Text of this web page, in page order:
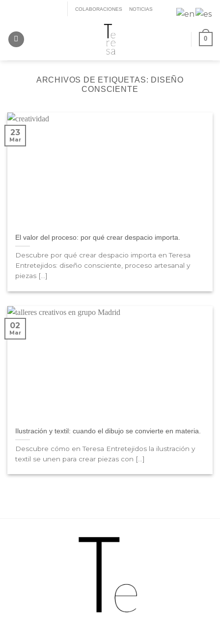
contenido
COLABORACIONES NOTICIAS
0
ARCHIVOS DE ETIQUETAS: DISEÑO
CONSCIENTE
El valor del proceso: por qué crear despacio importa.
Descubre por qué crear despacio importa en Teresa
Entretejidos: diseño consciente, proceso artesanal y
piezas [...]
23
Mar
Ilustración y textil: cuando el dibujo se convierte en materia.
Descubre cómo en Teresa Entretejidos la ilustración y
textil se unen para crear piezas con [...]
02
Mar